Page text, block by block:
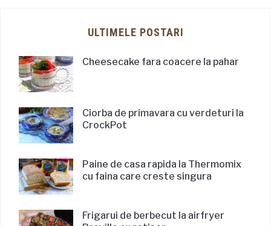
ULTIMELE POSTARI
Cheesecake fara coacere la pahar
Ciorba de primavara cu verdeturi la
CrockPot
Paine de casa rapida la Thermomix
cu faina care creste singura
Frigarui de berbecut la airfryer